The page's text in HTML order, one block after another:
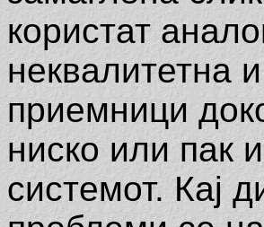
користат
неквалитетна
приемници
ниско или пак
системот. Кај